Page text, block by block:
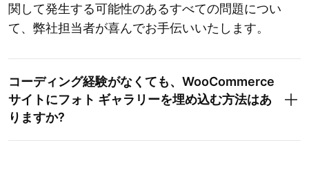
関して発生する可能性のあるすべての問題につい
て、弊社担当者が喜んでお手伝いいたします。
コーディング経験がなくても、WooCommerce
サイトにフォト ギャラリーを埋め込む方法はあ
りますか?